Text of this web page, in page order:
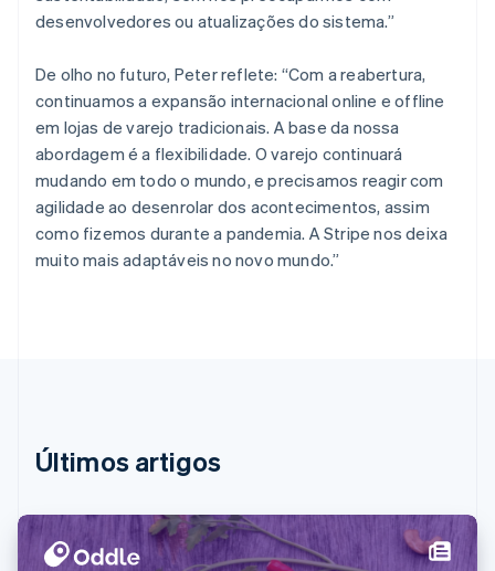
desenvolvedores ou atualizações do sistema.”
De olho no futuro, Peter reflete: “Com a reabertura,
continuamos a expansão internacional online e offline
em lojas de varejo tradicionais. A base da nossa
abordagem é a flexibilidade. O varejo continuará
mudando em todo o mundo, e precisamos reagir com
agilidade ao desenrolar dos acontecimentos, assim
como fizemos durante a pandemia. A Stripe nos deixa
muito mais adaptáveis no novo mundo.”
Últimos artigos
Chipre
Croácia
EnglishItaliano
Dinamarca
English
Emirados Árabes Unidos
English
Eslováquia
English
Eslovênia
EnglishItaliano
França
Gibraltar
English
Grécia